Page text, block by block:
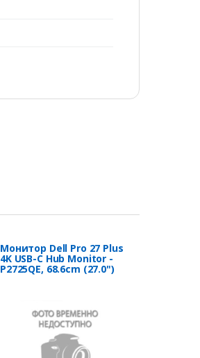
Монитор Dell Pro 27 Plus
4K USB-C Hub Monitor -
P2725QE, 68.6cm (27.0")
(210-BRDS)